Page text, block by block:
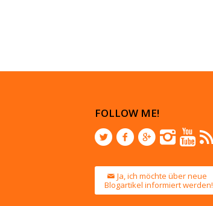
FOLLOW ME!
Ja, ich möchte über neue
Blogartikel informiert werden!